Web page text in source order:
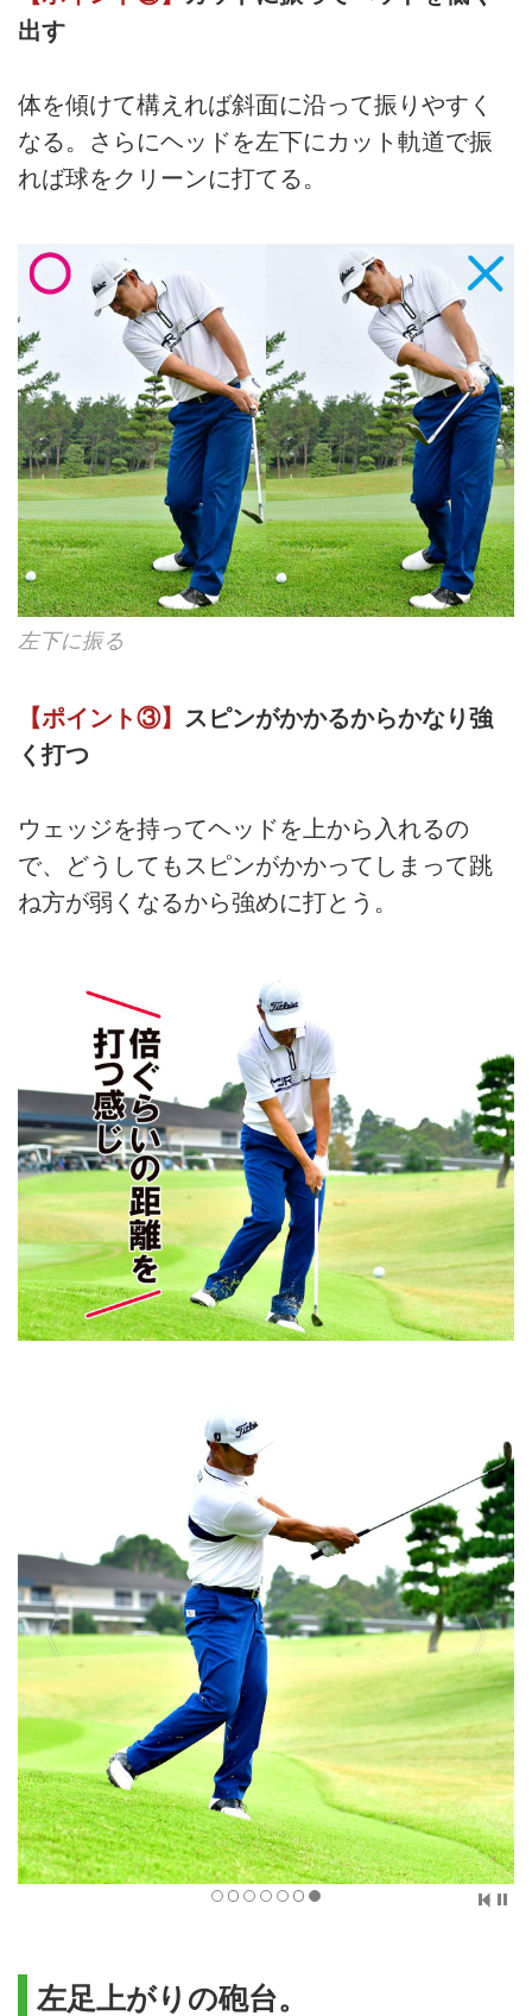
出す
体を傾けて構えれば斜面に沿って振りやすく
なる。さらにヘッドを左下にカット軌道で振
れば球をクリーンに打てる。
左下に振る
【ポイント③】 スピンがかかるからかなり強
く打つ
ウェッジを持ってヘッドを上から入れるの
で、どうしてもスピンがかかってしまって跳
ね方が弱くなるから強めに打とう。
左足上がりの砲台。